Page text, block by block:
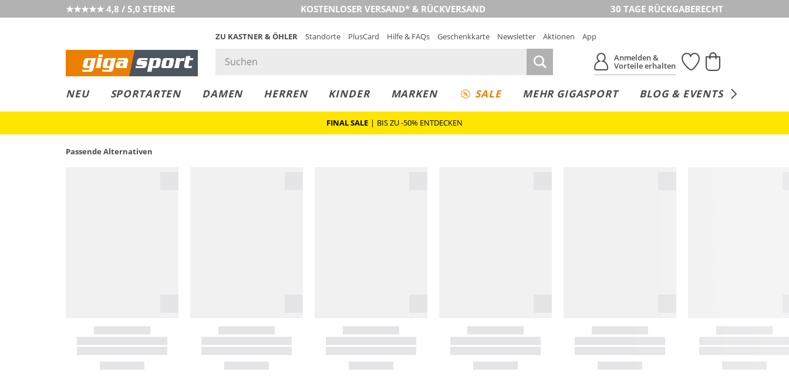
★★★★★ 4,8 / 5,0 STERNE KOSTENLOSER VERSAND* & RÜCKVERSAND 30 TAGE RÜCKGABERECHT
ZU KASTNER & ÖHLER Standorte PlusCard Hilfe & FAQs Geschenkkarte Newsletter Aktionen
App
Anmelden &
Vorteile erhalten
NEU SPORTARTEN DAMEN HERREN KINDER MARKEN SALE MEHR GIGASPORT BLOG & EVENTS
LEASING
COLLECT
RESERVE
FINAL SALE | BIS ZU -50% ENTDECKEN
Passende Alternativen